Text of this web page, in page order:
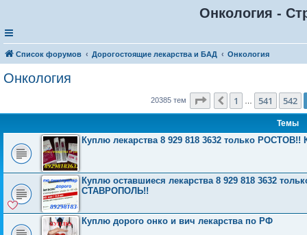
Онкология -
Список форумов Дорогостоящие лекарства и БАД Онкология
Онкология
20385 тем Страница 543из 816
Пред.
1 541 542
Темы
Куплю лекарства 8 929 818 3632 только
Куплю оставшиеся лекарства 8 929 818 3632
СТАВРОПОЛЬ!!
Куплю дорого онко и вич лекарства по РФ